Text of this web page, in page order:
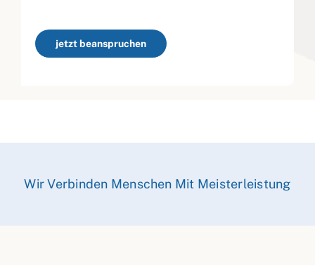
jetzt beanspruchen
Wir Verbinden Menschen Mit Meisterleistung